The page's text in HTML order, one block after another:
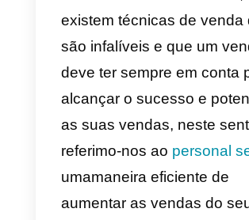
devido a um
competitivo, é
construir
valor com os
o reconhecimento
meio do personal